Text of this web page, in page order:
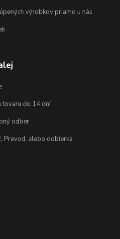
výrobkov priamo u nás
tovaru do 14 dní
odber
Prevod, alebo dobierka